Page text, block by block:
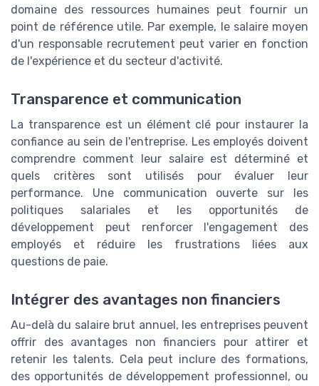
domaine des ressources humaines peut fournir un
point de référence utile. Par exemple, le salaire moyen
d'un responsable recrutement peut varier en fonction
de l'expérience et du secteur d'activité.
Transparence et communication
La transparence est un élément clé pour instaurer la
confiance au sein de l'entreprise. Les employés doivent
comprendre comment leur salaire est déterminé et
quels critères sont utilisés pour évaluer leur
performance. Une communication ouverte sur les
politiques salariales et les opportunités de
développement peut renforcer l'engagement des
employés et réduire les frustrations liées aux
questions de paie.
Intégrer des avantages non financiers
Au-delà du salaire brut annuel, les entreprises peuvent
offrir des avantages non financiers pour attirer et
retenir les talents. Cela peut inclure des formations,
des opportunités de développement professionnel, ou